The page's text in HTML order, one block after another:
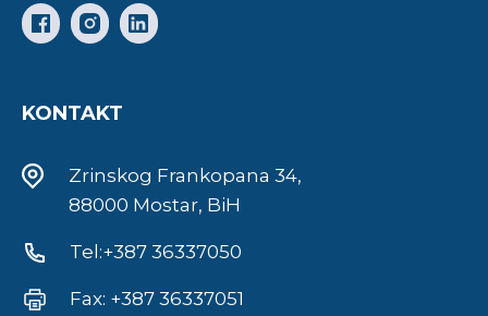
KONTAKT
Zrinskog Frankopana 34,
88000 Mostar, BiH
Tel:+387 36337050
Fax: +387 36337051